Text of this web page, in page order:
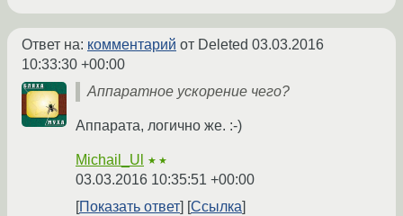
Ответ на: комментарий от Deleted 03.03.2016
10:33:30 +00:00
Аппаратное ускорение чего?
Аппарата, логично же. :-)
Michail_Ul ★★
03.03.2016 10:35:51 +00:00
Показать ответ
Ссылка